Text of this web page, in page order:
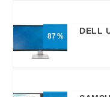
87
DELL